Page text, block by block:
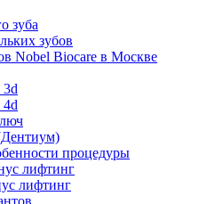
зуба
зубов
Nobel Biocare в Москве
процедуры
лифтинг
лифтинг